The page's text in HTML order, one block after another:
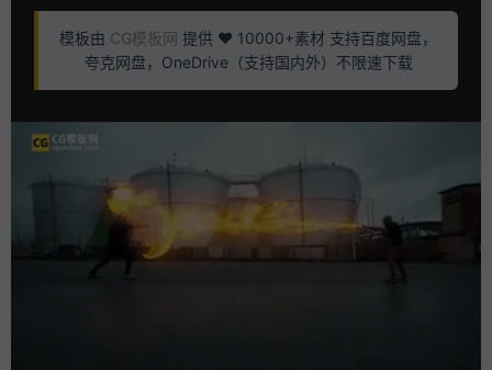
模板由 CG模板网 提供 ❤️ 10000+素材 支持百度网盘，
夸克网盘，OneDrive（支持国内外）不限速下载